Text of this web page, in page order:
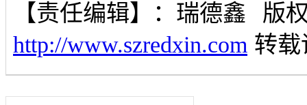
【责任编辑】： 瑞德鑫
版
http://www.szredxin.com 转载